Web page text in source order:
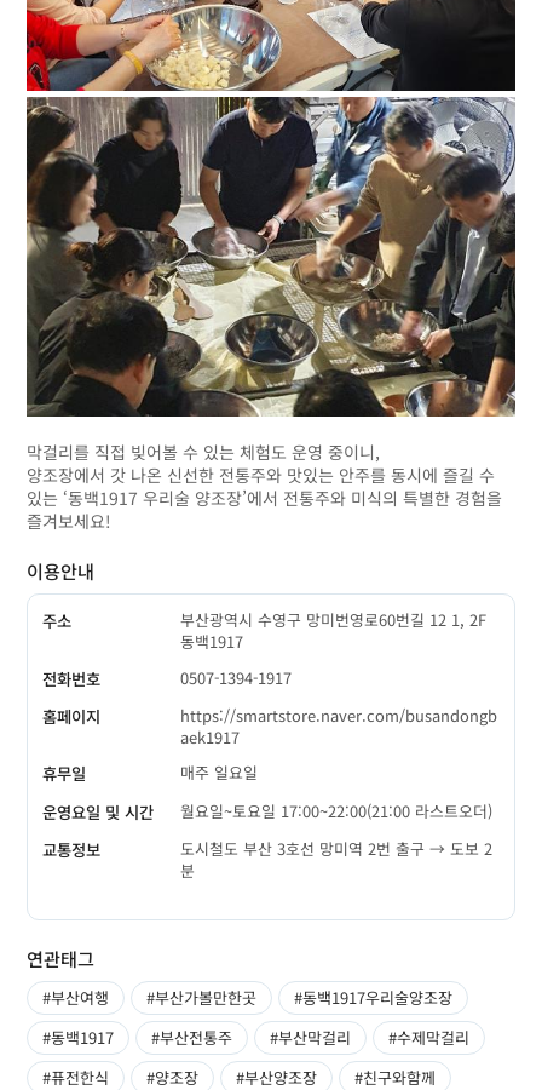
막걸리를 직접 빚어볼 수 있는 체험도 운영 중이니,
양조장에서 갓 나온 신선한 전통주와 맛있는 안주를 동시에 즐길 수
있는 ‘동백1917 우리술 양조장’에서 전통주와 미식의 특별한 경험을
즐겨보세요!
이용안내
주소
부산광역시 수영구 망미번영로60번길 12 1, 2F
동백1917
전화번호
0507-1394-1917
홈페이지
https://smartstore.naver.com/busandongb
aek1917
휴무일
매주 일요일
운영요일 및 시간
월요일~토요일 17:00~22:00(21:00 라스트오더)
교통정보
도시철도 부산 3호선 망미역 2번 출구 → 도보 2
분
연관태그
#부산여행 #부산가볼만한곳
#동백1917우리술양조장
#동백1917
#부산전통주 #부산막걸리
#수제막걸리
#퓨전한식
#양조장 #부산양조장
#친구와함께